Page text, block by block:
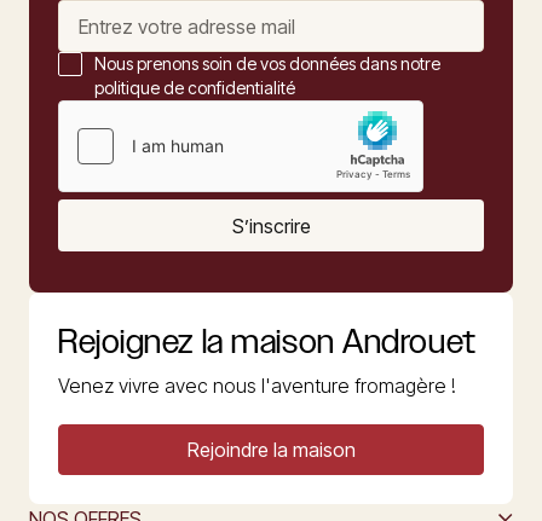
Nous prenons soin de vos données dans notre
politique de confidentialité
S’inscrire
Rejoignez la maison Androuet
Venez vivre avec nous l'aventure fromagère !
Rejoindre la maison